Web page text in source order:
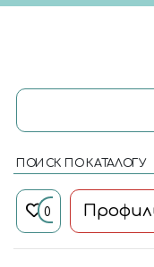
ПОИСК ПО КАТАЛОГУ
0